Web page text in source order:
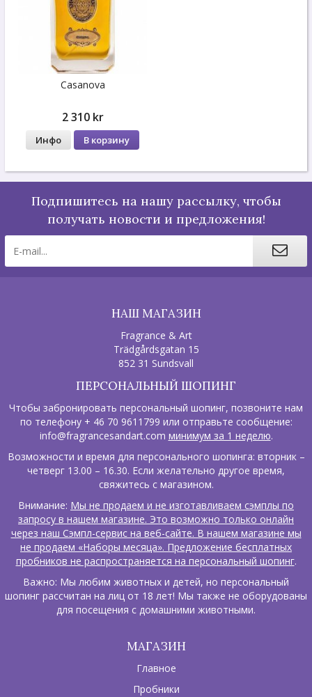
Casanova
2 310 kr
Инфо В корзину
Подпишитесь на нашу рассылку, чтобы
получать новости и предложения!
НАШ МАГАЗИН
Fragrance & Art
Trädgårdsgatan 15
852 31 Sundsvall
ПЕРСОНАЛЬНЫЙ ШОПИНГ
Чтобы забронировать персональный шопинг, позвоните нам
по телефону + 46 70 9611799 или отправьте сообщение:
info@fragrancesandart.com минимум за 1 неделю.
Возможности и время для персонального шопинга: вторник –
четверг 13.00 – 16.30. Если желательно другое время,
свяжитесь с магазином.
Внимание: Мы не продаем и не изготавливаем сэмплы по
запросу в нашем магазине. Это возможно только онлайн
через наш Сэмпл-сервис на веб-сайте. В нашем магазине мы
не продаем «Наборы месяца». Предложение бесплатных
пробников не распространяется на персональный шопинг.
Важно: Мы любим животных и детей, но персональный
шопинг рассчитан на лиц от 18 лет! Мы также не оборудованы
для посещения с домашними животными.
МАГАЗИН
Главное
Пробники